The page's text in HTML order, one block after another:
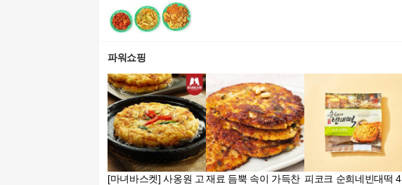
파워쇼핑
[마녀바스켓] 사옹원 고 재료 듬뿍 속이 가득찬 피코크 순희네빈대떡 4